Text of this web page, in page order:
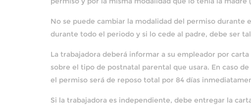
No se puede cambiar la modalidad del permiso durante
durante todo el periodo y si lo cede al padre, debe ser
La trabajadora deberá informar a su empleador por
sobre el tipo de postnatal parental que usara. En caso
el permiso será de reposo total por 84 días
Si la trabajadora es independiente, debe entregar la